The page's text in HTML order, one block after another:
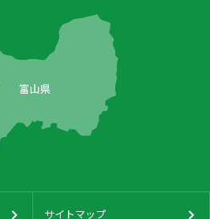
サイトマップ